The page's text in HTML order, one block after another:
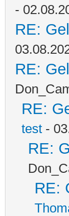
-
RE:
RE:
RE:
test -
RE:
RE: